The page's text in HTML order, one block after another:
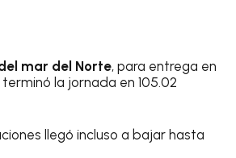
mar del Norte, para entrega en
terminó la jornada en 105.02
llegó incluso a bajar hasta